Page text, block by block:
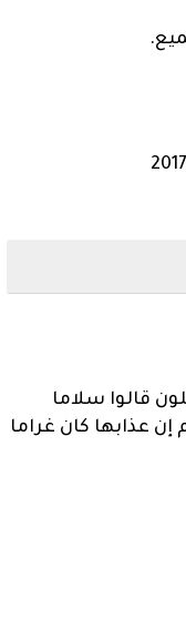
قالوا سلاما
عذابها كان غراما